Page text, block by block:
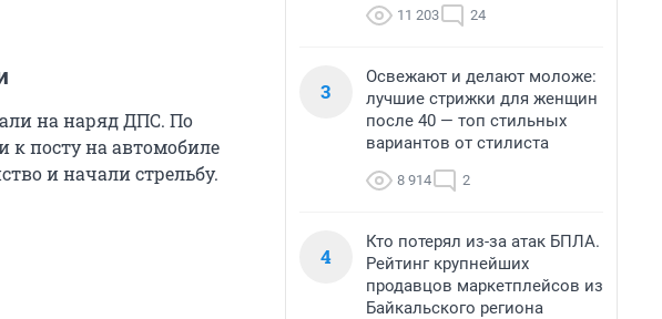
на наряд ДПС. По
посту на автомобиле
и начали стрельбу.
11 203 24
3
Освежают и делают моложе:
лучшие стрижки для женщин
после 40 — топ стильных
вариантов от стилиста
8 914 2
4
Кто потерял из-за атак БПЛА.
Рейтинг крупнейших
продавцов маркетплейсов из
Байкальского региона